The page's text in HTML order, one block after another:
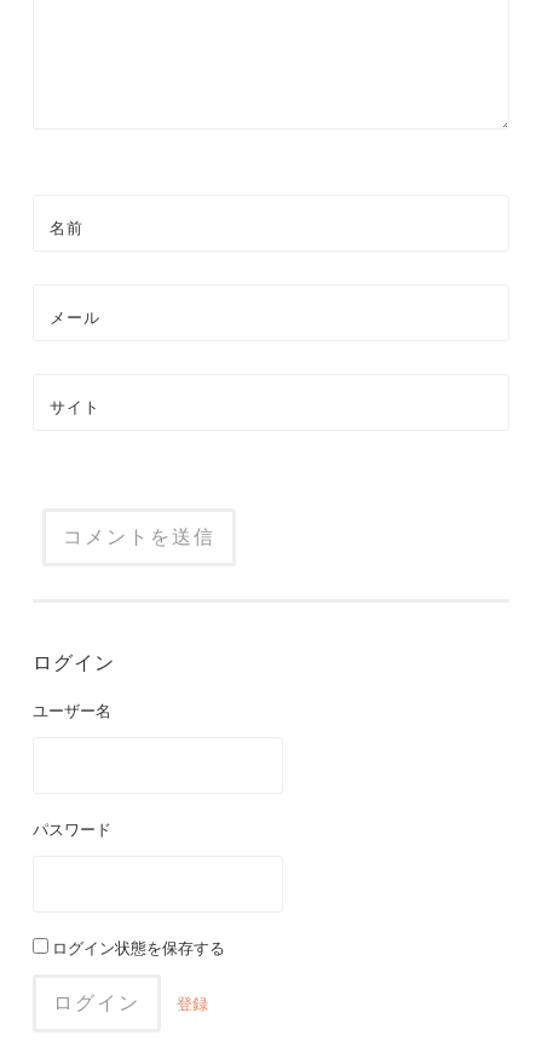
名前
メール
サイト
ログイン
ユーザー名
パスワード
ログイン状態を保存する
登録